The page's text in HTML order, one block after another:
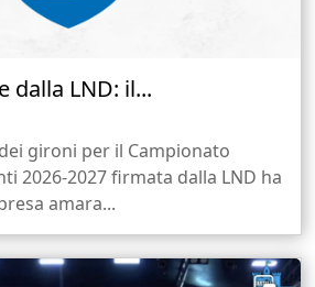
dalla LND: il...
gironi per il Campionato
2026-2027 firmata dalla LND ha
amara...